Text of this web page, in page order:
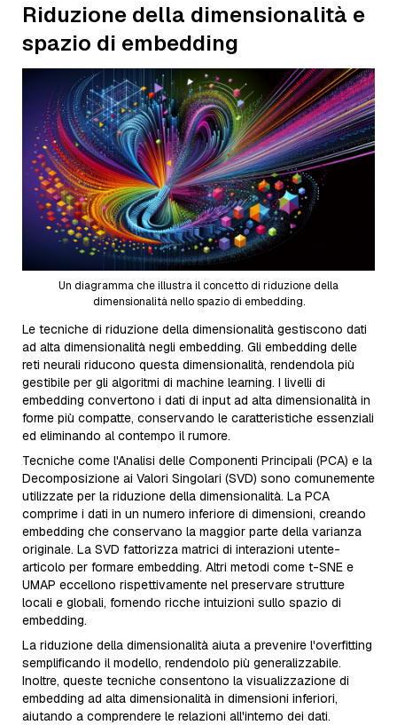
Riduzione della dimensionalità e
spazio di embedding
Un diagramma che illustra il concetto di riduzione della
dimensionalità nello spazio di embedding.
Le tecniche di riduzione della dimensionalità gestiscono dati
ad alta dimensionalità negli embedding. Gli embedding delle
reti neurali riducono questa dimensionalità, rendendola più
gestibile per gli algoritmi di machine learning. I livelli di
embedding convertono i dati di input ad alta dimensionalità in
forme più compatte, conservando le caratteristiche essenziali
ed eliminando al contempo il rumore.
Tecniche come l'Analisi delle Componenti Principali (PCA) e la
Decomposizione ai Valori Singolari (SVD) sono comunemente
utilizzate per la riduzione della dimensionalità. La PCA
comprime i dati in un numero inferiore di dimensioni, creando
embedding che conservano la maggior parte della varianza
originale. La SVD fattorizza matrici di interazioni utente-
articolo per formare embedding. Altri metodi come t-SNE e
UMAP eccellono rispettivamente nel preservare strutture
locali e globali, fornendo ricche intuizioni sullo spazio di
embedding.
La riduzione della dimensionalità aiuta a prevenire l'overfitting
semplificando il modello, rendendolo più generalizzabile.
Inoltre, queste tecniche consentono la visualizzazione di
embedding ad alta dimensionalità in dimensioni inferiori,
aiutando a comprendere le relazioni all'interno dei dati.